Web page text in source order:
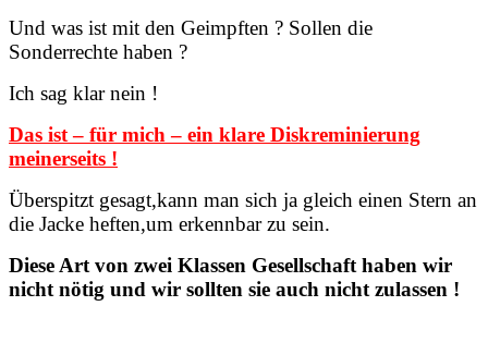
Und was ist mit den Geimpften ? Sollen die
Sonderrechte haben ?
Ich sag klar nein !
Das ist – für mich – ein klare Diskreminierung
meinerseits !
Überspitzt gesagt,kann man sich ja gleich einen Stern an
die Jacke heften,um erkennbar zu sein.
Diese Art von zwei Klassen Gesellschaft haben wir
nicht nötig und wir sollten sie auch nicht zulassen !